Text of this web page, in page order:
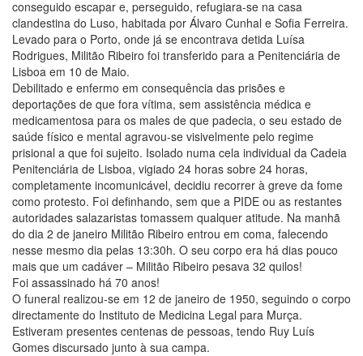
conseguido escapar e, perseguido, refugiara-se na casa
clandestina do Luso, habitada por Álvaro Cunhal e Sofia Ferreira.
Levado para o Porto, onde já se encontrava detida Luísa
Rodrigues, Militão Ribeiro foi transferido para a Penitenciária de
Lisboa em 10 de Maio.
Debilitado e enfermo em consequência das prisões e
deportações de que fora vítima, sem assistência médica e
medicamentosa para os males de que padecia, o seu estado de
saúde físico e mental agravou-se visivelmente pelo regime
prisional a que foi sujeito. Isolado numa cela individual da Cadeia
Penitenciária de Lisboa, vigiado 24 horas sobre 24 horas,
completamente incomunicável, decidiu recorrer à greve da fome
como protesto. Foi definhando, sem que a PIDE ou as restantes
autoridades salazaristas tomassem qualquer atitude. Na manhã
do dia 2 de janeiro Militão Ribeiro entrou em coma, falecendo
nesse mesmo dia pelas 13:30h. O seu corpo era há dias pouco
mais que um cadáver – Militão Ribeiro pesava 32 quilos!
Foi assassinado há 70 anos!
O funeral realizou-se em 12 de janeiro de 1950, seguindo o corpo
directamente do Instituto de Medicina Legal para Murça.
Estiveram presentes centenas de pessoas, tendo Ruy Luís
Gomes discursado junto à sua campa.